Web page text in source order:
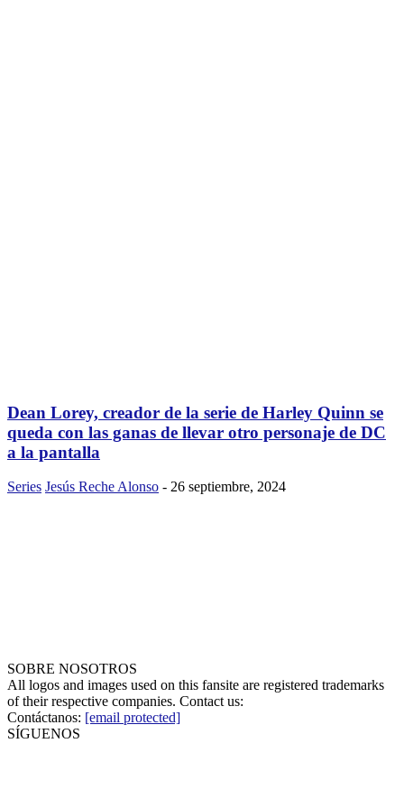
Dean Lorey, creador de la serie de Harley Quinn se
queda con las ganas de llevar otro personaje de DC
a la pantalla
Series Jesús Reche Alonso - 26 septiembre, 2024
SOBRE NOSOTROS
All logos and images used on this fansite are registered trademarks
of their respective companies. Contact us:
Contáctanos: [email protected]
SÍGUENOS